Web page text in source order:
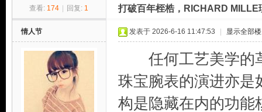
› ›
查看: 174 回复: 1 打破百年桎梏，RICHARD MILLE
情人节 发表于 2026-6-16 11:47:53 显示全部
任何工艺美学的革
珠宝腕表的演进亦是
构是隐藏在内的功能